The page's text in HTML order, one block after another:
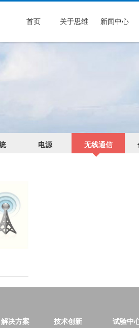
首页 关于思维 新闻中心
电源 无线通信
解决方案 技术创新 试验中